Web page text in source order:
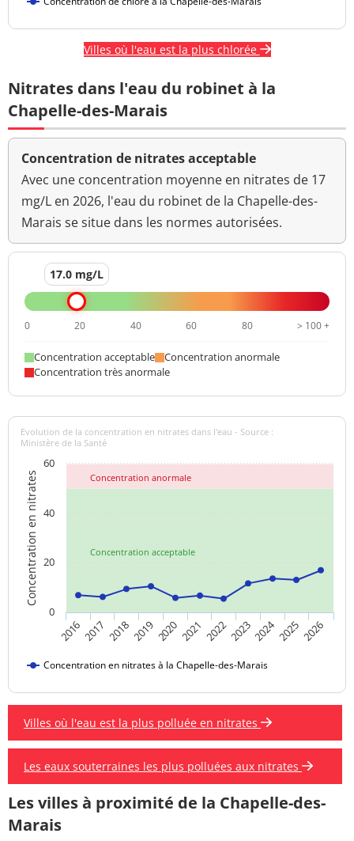
Villes où l'eau est la plus chlorée
Nitrates dans l'eau du robinet à la
Chapelle-des-Marais
Concentration de nitrates acceptable
Avec une concentration moyenne en nitrates de 17
mg/L en 2026, l'eau du robinet de la Chapelle-des-
Marais se situe dans les normes autorisées.
17.0 mg/L
0 20 40 60 80 > 100 +
Concentration acceptable
Concentration anormale
Concentration très anormale
Concentration acceptable
Concentration anormale
Concentration en nitrates
Evolution de la concentration en nitrates dans l'eau - Source :
Ministère de la Santé
Concentration en nitrates à la Chapelle-des-Marais
20162017 2018201920202021 20222023202420252026
0
20
40
60
Villes où l'eau est la plus polluée en nitrates
Les eaux souterraines les plus polluées aux nitrates
Les villes à proximité de la Chapelle-des-
Marais